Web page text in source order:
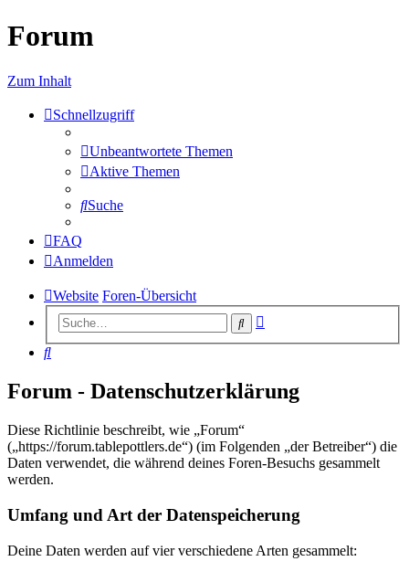
Forum
Zum Inhalt
Schnellzugriff
Unbeantwortete Themen
Aktive Themen
Suche
FAQ
Anmelden
Website Foren-Übersicht
Suche
Suche
Forum - Datenschutzerklärung
Diese Richtlinie beschreibt, wie „Forum“
(„https://forum.tablepottlers.de“) (im Folgenden „der Betreiber“) die
Daten verwendet, die während deines Foren-Besuchs gesammelt
werden.
Umfang und Art der Datenspeicherung
Deine Daten werden auf vier verschiedene Arten gesammelt: